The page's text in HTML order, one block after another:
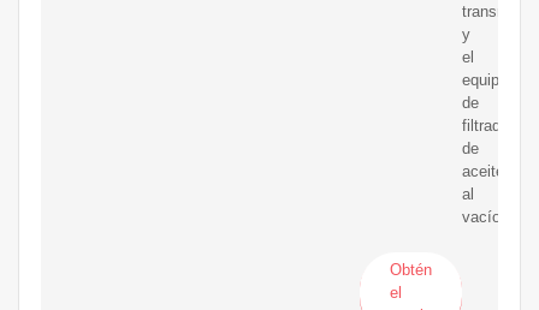
y
el
equipo
de
filtrado
de
aceite
al
vacío.
Obtén
el